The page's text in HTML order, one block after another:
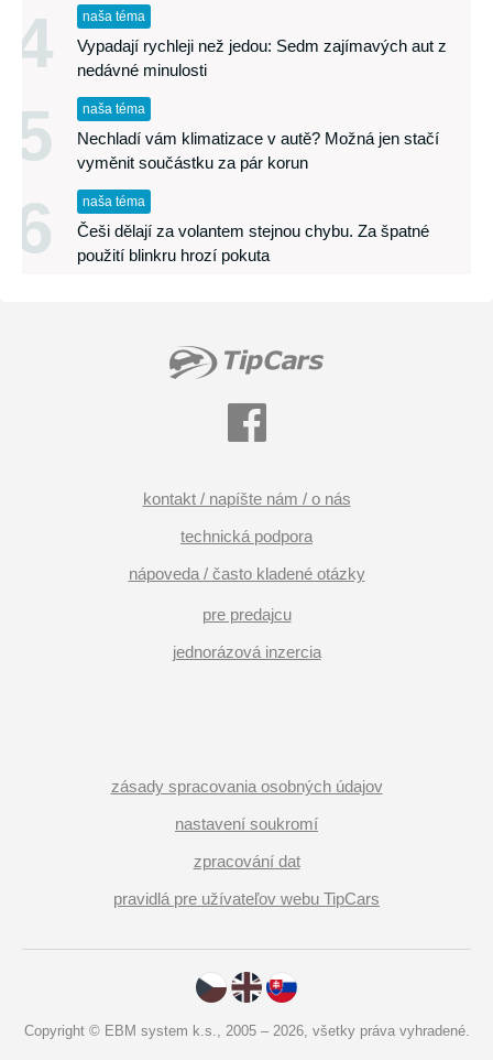
4 naša téma
Vypadají rychleji než jedou: Sedm zajímavých aut z
nedávné minulosti
5 naša téma
Nechladí vám klimatizace v autě? Možná jen stačí
vyměnit součástku za pár korun
6 naša téma
Češi dělají za volantem stejnou chybu. Za špatné
použití blinkru hrozí pokuta
kontakt / napíšte nám / o nás
technická podpora
nápoveda / často kladené otázky
pre predajcu
jednorázová inzercia
zásady spracovania osobných údajov
nastavení soukromí
zpracování dat
pravidlá pre užívateľov webu TipCars
Copyright © EBM system k.s., 2005 – 2026, všetky práva vyhradené.